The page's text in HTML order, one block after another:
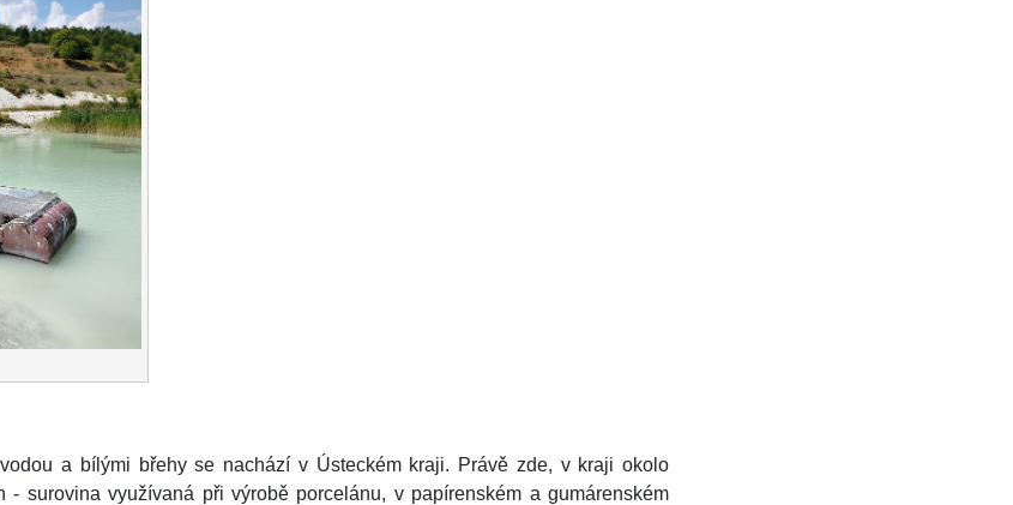
a bílými břehy se nachází v Ústeckém kraji. Právě zde, v kraji okolo
surovina využívaná při výrobě porcelánu, v papírenském a gumárenském